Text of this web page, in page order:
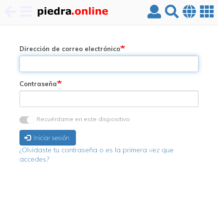
contenido
principal
Dirección de correo electrónico
Contraseña
Recuérdame en este dispositivo
Iniciar sesión
¿Olvidaste tu contraseña o es la primera vez que
accedes?